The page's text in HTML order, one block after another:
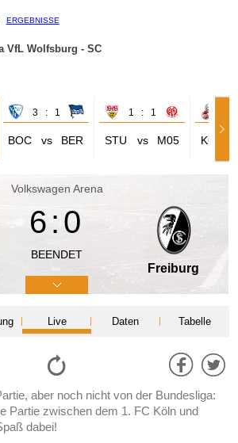
ERGEBNISSE
VfL Wolfsburg - SC
3 : 1
BOC vs BER
1 : 1
STU vs M05 KÖL
Volkswagen Arena
6:0
BEENDET
Freiburg
Live Daten Tabelle
aber noch nicht von der Bundesliga:
Partie zwischen dem 1. FC Köln und
dabei!